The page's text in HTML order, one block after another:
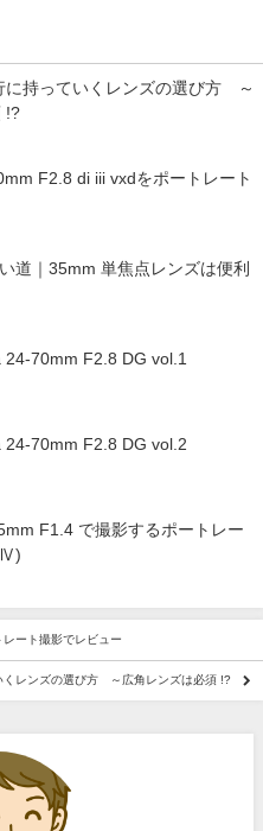
持っていくレンズの選び方 ～
!?
F2.8 di iii vxdをポートレート
道｜35mm 単焦点レンズは便利
24-70mm F2.8 DG vol.1
24-70mm F2.8 DG vol.2
F1.4 で撮影するポートレー
ート撮影でレビュー
レンズの選び方 ～広角レンズは必須 !?